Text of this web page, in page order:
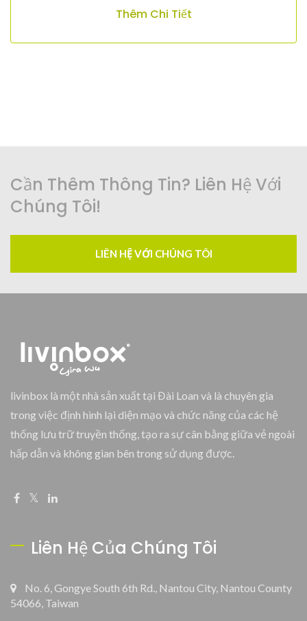
Thêm Chi Tiết
Cần Thêm Thông Tin? Liên Hệ Với
Chúng Tôi!
LIÊN HỆ VỚI CHÚNG TÔI
livinbox là một nhà sản xuất tại Đài Loan và là chuyên gia
trong việc định hình lại diện mạo và chức năng của các hệ
thống lưu trữ truyền thống, tạo ra sự cân bằng giữa vẻ ngoài
hấp dẫn và không gian bên trong sử dụng được.
Liên Hệ Của Chúng Tôi
No. 6, Gongye South 6th Rd., Nantou City, Nantou County
54066, Taiwan